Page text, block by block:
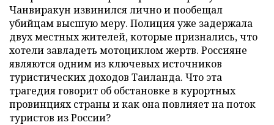
Чанвиракун извинился лично и пообещал
убийцам высшую меру. Полиция уже задержала
двух местных жителей, которые признались, что
хотели завладеть мотоциклом жертв. Россияне
являются одним из ключевых источников
туристических доходов Таиланда. Что эта
трагедия говорит об обстановке в курортных
провинциях страны и как она повлияет на поток
туристов из России?